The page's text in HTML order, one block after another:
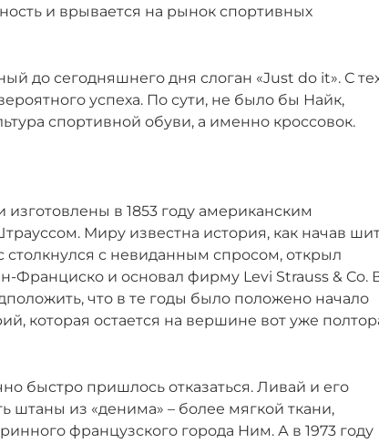
и врывается на рынок спортивных
до сегодняшнего дня слоган «Just do it». С
успеха. По сути, не было бы Найк,
спортивной обуви, а именно кроссовок.
в 1853 году американским
Миру известна история, как начав
с невиданным спросом, открыл
Франциско и основал фирму Levi Strauss & Co.
что в те годы было положено начало
которая остается на вершине вот уже
быстро пришлось отказаться. Ливай и его
штаны из «денима» – более мягкой ткани,
французского города Ним. А в 1973 году